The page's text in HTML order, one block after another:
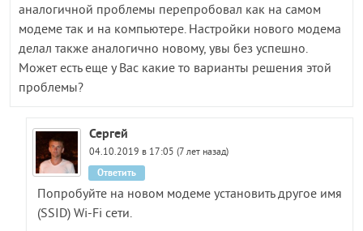
аналогичной проблемы перепробовал как на самом
модеме так и на компьютере. Настройки нового модема
делал также аналогично новому, увы без успешно.
Может есть еще у Вас какие то варианты решения этой
проблемы?
Сергей
04.10.2019 в 17:05 (7 лет назад)
Попробуйте на новом модеме установить другое имя
(SSID) Wi-Fi сети.
Ответить